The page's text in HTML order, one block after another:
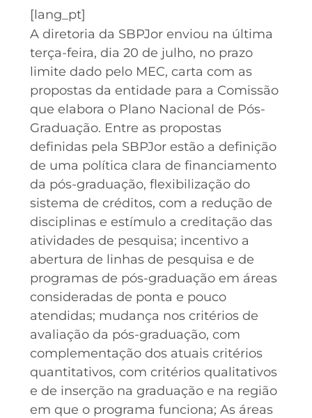
[lang_pt]
A diretoria da SBPJor enviou na última
terça-feira, dia 20 de julho, no prazo
limite dado pelo MEC, carta com as
propostas da entidade para a Comissão
que elabora o Plano Nacional de Pós-
Graduação. Entre as propostas
definidas pela SBPJor estão a definição
de uma política clara de financiamento
da pós-graduação, flexibilização do
sistema de créditos, com a redução de
disciplinas e estímulo a creditação das
atividades de pesquisa; incentivo a
abertura de linhas de pesquisa e de
programas de pós-graduação em áreas
consideradas de ponta e pouco
atendidas; mudança nos critérios de
avaliação da pós-graduação, com
complementação dos atuais critérios
quantitativos, com critérios qualitativos
e de inserção na graduação e na região
em que o programa funciona; As áreas